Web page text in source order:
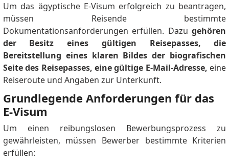
Um das ägyptische E-Visum erfolgreich zu beantragen,
müssen Reisende bestimmte
Dokumentationsanforderungen erfüllen. Dazugehören
der Besitz eines gültigen Reisepasses, die
Bereitstellung eines klaren Bildes der biografischen
Seite des Reisepasses, eine gültige E-Mail-Adresse, eine
Reiseroute und Angaben zur Unterkunft.
Grundlegende Anforderungen für das
E-Visum
Um einen reibungslosen Bewerbungsprozess zu
gewährleisten, müssen Bewerber bestimmte Kriterien
erfüllen: